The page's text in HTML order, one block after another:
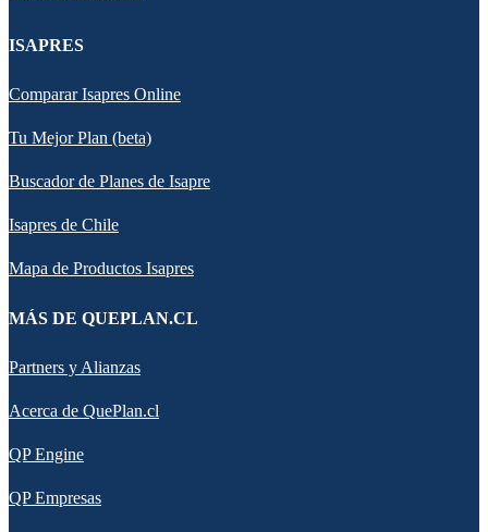
ISAPRES
Comparar Isapres Online
Tu Mejor Plan (beta)
Buscador de Planes de Isapre
Isapres de Chile
Mapa de Productos Isapres
MÁS DE QUEPLAN.CL
Partners y Alianzas
Acerca de QuePlan.cl
QP Engine
QP Empresas